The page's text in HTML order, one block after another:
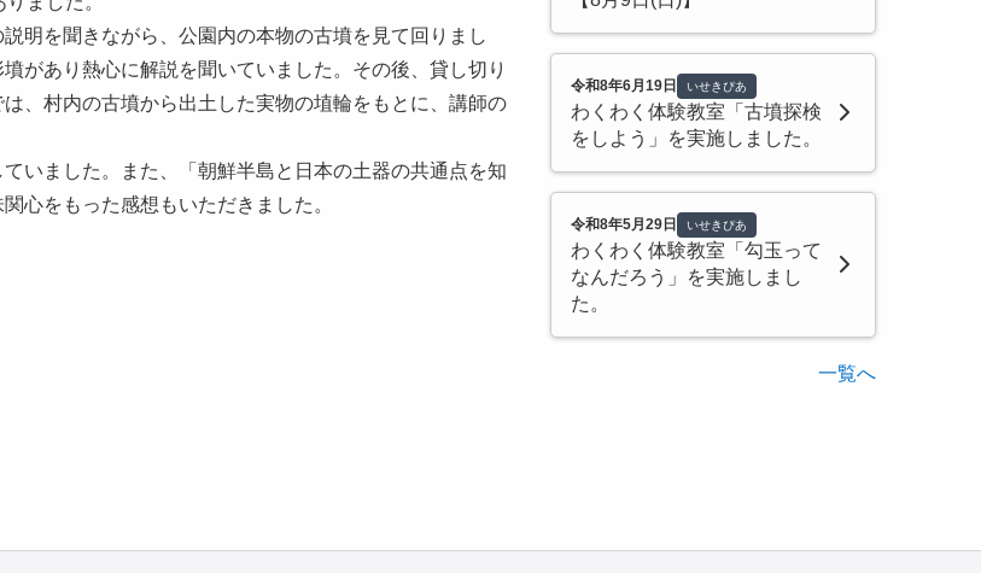
明を聞きながら、公園内の本物の古墳を見て回りまし
があり熱心に解説を聞いていました。その後、貸し切り
、村内の古墳から出土した実物の埴輪をもとに、講師の
いました。また、「朝鮮半島と日本の土器の共通点を知
心をもった感想もいただきました。
令和8年6月19日 いせきぴあ
わくわく体験教室「古墳探検
をしよう」を実施しました。
令和8年5月29日 いせきぴあ
わくわく体験教室「勾玉って
なんだろう」を実施しまし
た。
一覧へ